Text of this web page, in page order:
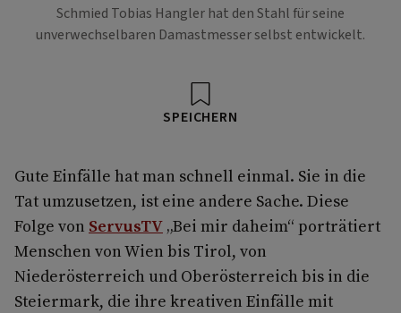
Schmied Tobias Hangler hat den Stahl für seine
unverwechselbaren Damastmesser selbst entwickelt.
SPEICHERN
Gute Einfälle hat man schnell einmal. Sie in die
Tat umzusetzen, ist eine andere Sache. Diese
Folge von ServusTV „Bei mir daheim“ porträtiert
Menschen von Wien bis Tirol, von
Niederösterreich und Oberösterreich bis in die
Steiermark, die ihre kreativen Einfälle mit